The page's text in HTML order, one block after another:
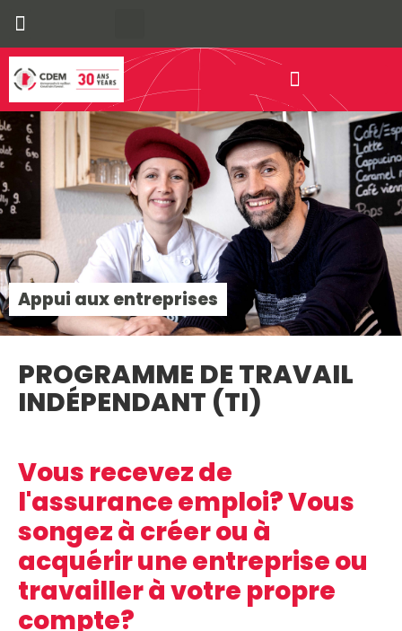
Appui aux entreprises
PROGRAMME DE TRAVAIL
INDÉPENDANT (TI)
Vous recevez de
l'assurance emploi? Vous
songez à créer ou à
acquérir une entreprise ou
travailler à votre propre
compte?